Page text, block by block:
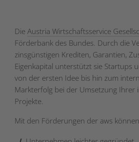
Die Austria Wirtschaftsservice
Förderbank des Bundes. Durch die
zinsgünstigen Krediten, Garantien,
Eigenkapital unterstützt sie Startups
von der ersten Idee bis hin zum
Markterfolg bei der Umsetzung Ihrer
Projekte.
Mit den Förderungen der aws können